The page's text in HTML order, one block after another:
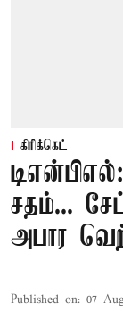
கிரிக்கெட்
சதம்...
அபார
Published on: 07